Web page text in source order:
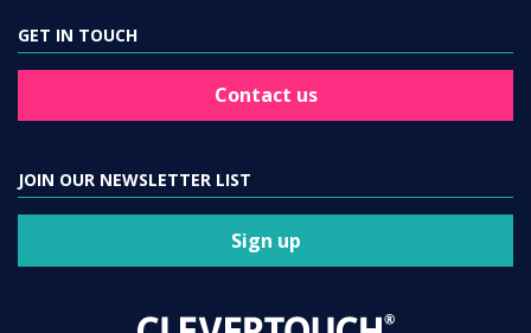
GET IN TOUCH
Contact us
JOIN OUR NEWSLETTER LIST
Sign up